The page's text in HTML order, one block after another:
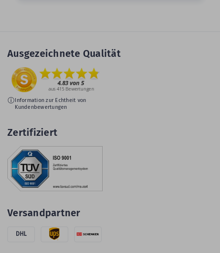
Ausgezeichnete Qualität
Information zur Echtheit von
Kundenbewertungen
Zertifiziert
Versandpartner
DHL